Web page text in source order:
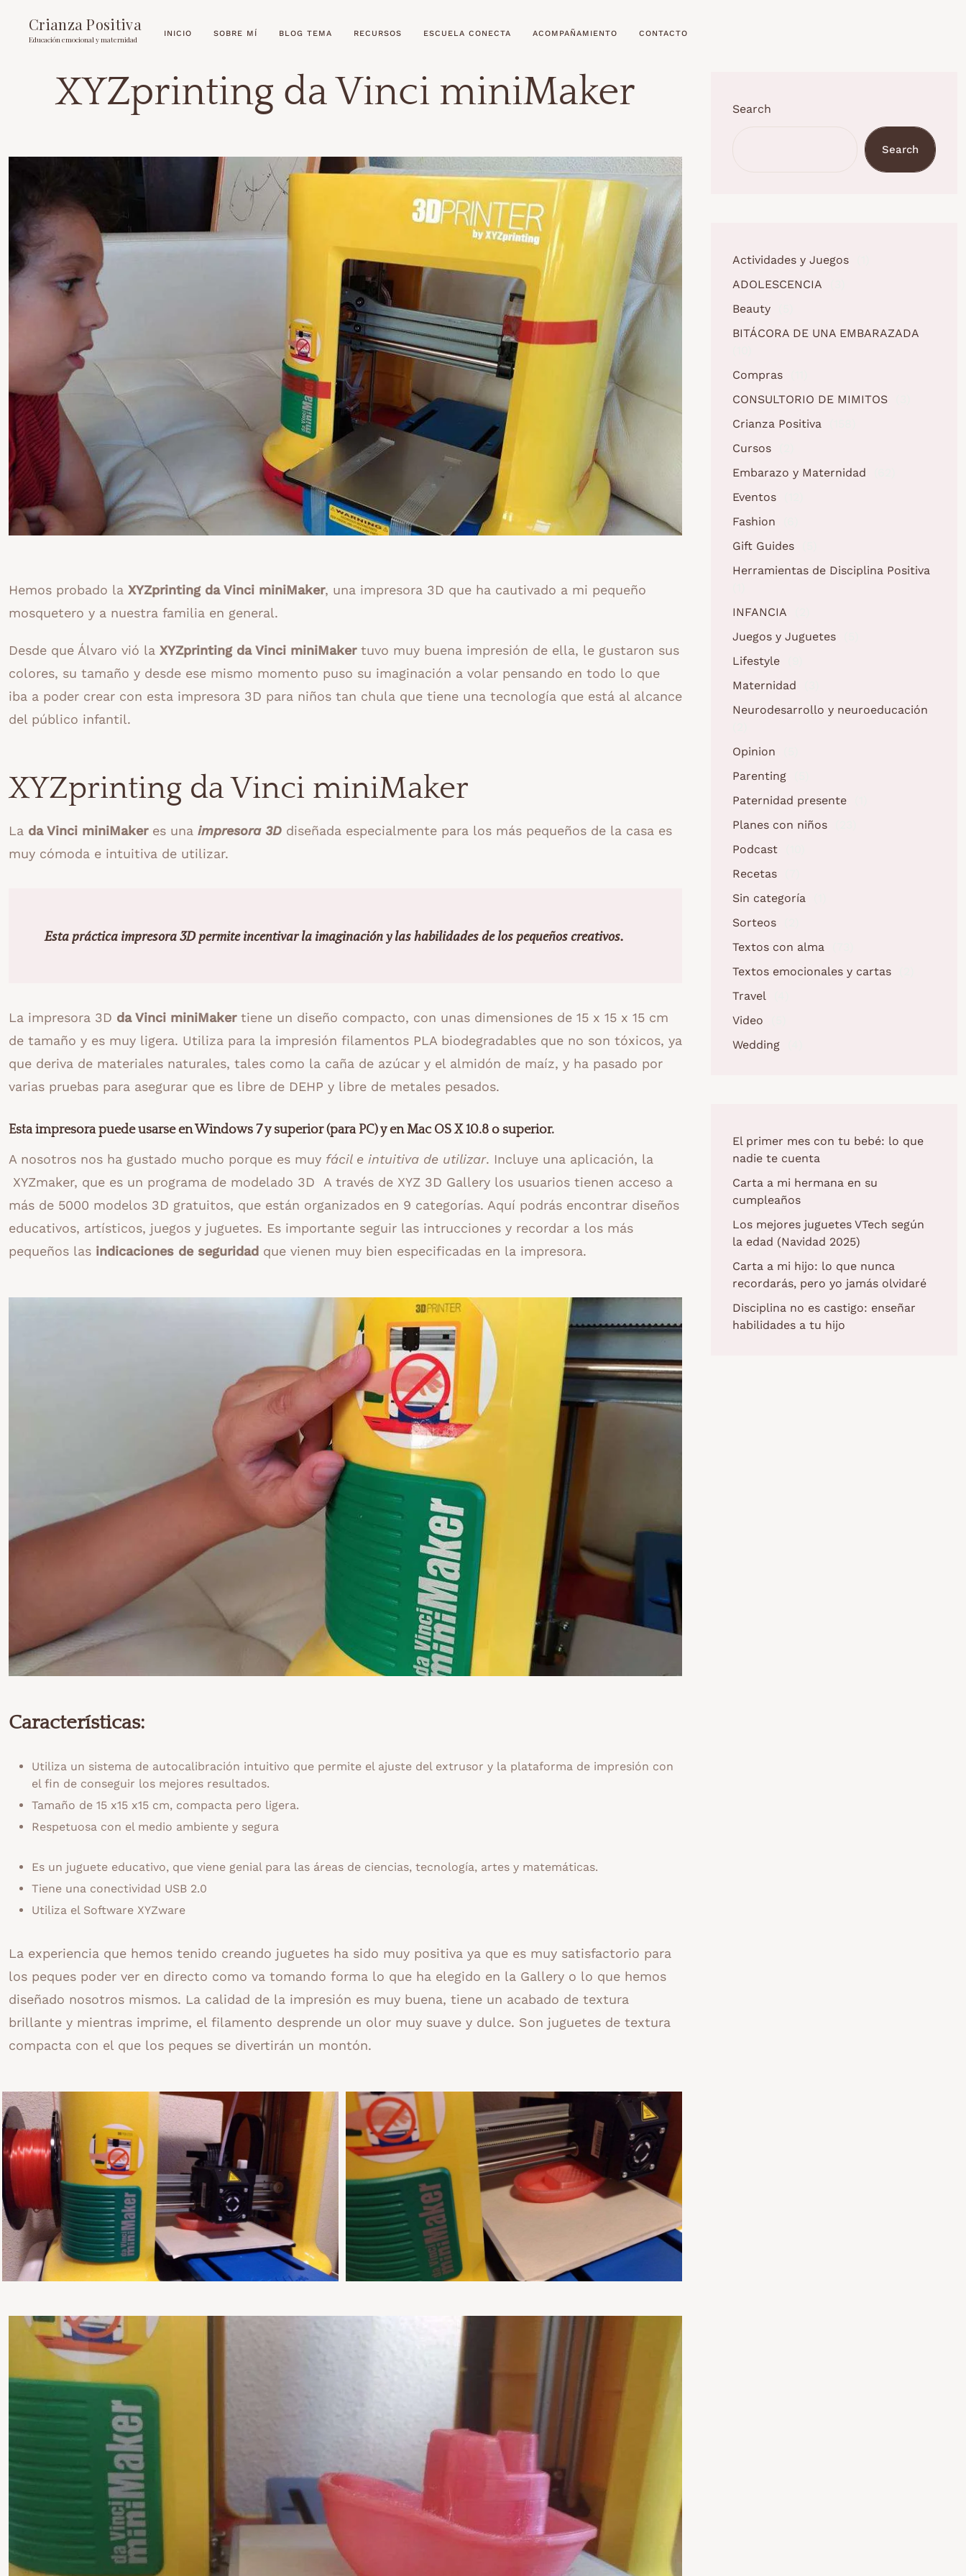
Crianza Positiva
Educación emocional y maternidad
INICIO SOBRE MÍ BLOG TEMA RECURSOS ESCUELA CONECTA ACOMPAÑAMIENTO CONTACTO
XYZprinting da Vinci miniMaker
Hemos probado la XYZprinting da Vinci miniMaker, una impresora 3D que ha cautivado a mi pequeño
mosquetero y a nuestra familia en general.
Desde que Álvaro vió la XYZprinting da Vinci miniMakertuvo muy buena impresión de ella, le gustaron sus
colores, su tamaño y desde ese mismo momento puso su imaginación a volar pensando en todo lo que
iba a poder crear con esta impresora 3D para niños tan chula que tiene una tecnología que está al alcance
del público infantil.
XYZprinting da Vinci miniMaker
La da Vinci miniMakeres una impresora 3D diseñada especialmente para los más pequeños de la casa es
muy cómoda e intuitiva de utilizar.
Esta práctica impresora 3D permite incentivar la imaginación y las habilidades de los pequeños creativos.
La impresora 3D da Vinci miniMaker tiene un diseño compacto, con unas dimensiones de 15 x 15 x 15 cm
de tamaño y es muy ligera. Utiliza para la impresión filamentos PLA biodegradables que no son tóxicos, ya
que deriva de materiales naturales, tales como la caña de azúcar y el almidón de maíz, y ha pasado por
varias pruebas para asegurar que es libre de DEHP y libre de metales pesados.
Esta impresora puede usarse en Windows 7 y superior (para PC) y enMac OS X 10.8 o superior.
A nosotros nos ha gustado mucho porque es muy fácil e intuitiva de utilizar. Incluye una aplicación, la
XYZmaker, que es un programa de modelado 3D A través de XYZ 3D Gallery los usuarios tienen acceso a
más de 5000 modelos 3D gratuitos, que están organizados en 9 categorías. Aquí podrás encontrar diseños
educativos, artísticos, juegos y juguetes. Es importante seguir las intrucciones y recordar a los más
pequeños las indicaciones de seguridad que vienen muy bien especificadas en la impresora.
Características:
Utiliza un sistema de autocalibración intuitivo que permite el ajuste del extrusor y la plataforma de impresión con
el fin de conseguir los mejores resultados.
Tamaño de 15 x15 x15 cm, compacta pero ligera.
Respetuosa con el medio ambiente y segura
Es un juguete educativo, que viene genial para las áreas de ciencias, tecnología, artes y matemáticas.
Tiene una conectividad USB 2.0
Utiliza el Software XYZware
La experiencia que hemos tenido creando juguetes ha sido muy positiva ya que es muy satisfactorio para
los peques poder ver en directo como va tomando forma lo que ha elegido en la Gallery o lo que hemos
diseñado nosotros mismos. La calidad de la impresión es muy buena, tiene un acabado de textura
brillante y mientras imprime, el filamento desprende un olor muy suave y dulce. Son juguetes de textura
compacta con el que los peques se divertirán un montón.
Search
Search
Actividades y Juegos
ADOLESCENCIA
Beauty
BITÁCORA DE UNA EMBARAZADA
Compras
CONSULTORIO DE MIMITOS
Crianza Positiva
Cursos
Embarazo y Maternidad
Eventos
Fashion
Gift Guides
Herramientas de Disciplina Positiva
INFANCIA
Juegos y Juguetes
Lifestyle
Maternidad
Neurodesarrollo y neuroeducación
Opinion
Parenting
Paternidad presente
Planes con niños
Podcast
Recetas
Sin categoría
Sorteos
Textos con alma
Textos emocionales y cartas
Travel
Video
Wedding
El primer mes con tu bebé: lo que
nadie te cuenta
Carta a mi hermana en su
cumpleaños
Los mejores juguetes VTech según
la edad (Navidad 2025)
Carta a mi hijo: lo que nunca
recordarás, pero yo jamás olvidaré
Disciplina no es castigo: enseñar
habilidades a tu hijo